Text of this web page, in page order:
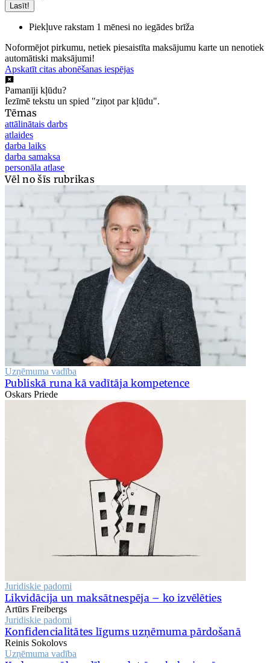
Lasīt!
Piekļuve rakstam 1 mēnesi no iegādes brīža
Noformējot pirkumu, netiek piesaistīta maksājumu karte un nenotiek
automātiski maksājumi!
Apskatīt citas abonēšanas iespējas
Pamanīji kļūdu?
Iezīmē tekstu un spied "ziņot par kļūdu".
Tēmas
attālinātais darbs
atlaides
darba laiks
darba samaksa
personāla atlase
Vēl no šīs rubrikas
Uzņēmuma vadība
Publiskā runa kā vadītāja kompetence
Oskars Priede
Juridiskie padomi
Likvidācija un maksātnespēja – ko izvēlēties
Artūrs Freibergs
Juridiskie padomi
Konfidencialitātes līgums uzņēmuma pārdošanā
Reinis Sokolovs
Uzņēmuma vadība